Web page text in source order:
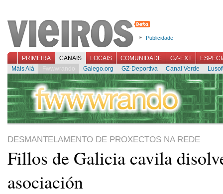
Publicidade
PRIMEIRA CANAIS LOCAIS COMUNIDADE GZ-EXT
Máis Alá
Fwwwrando Galego.org GZ-Deportiva Canal Verde
DESMANTELAMENTO DE PROXECTOS NA REDE
Fillos de Galicia cavila
asociación